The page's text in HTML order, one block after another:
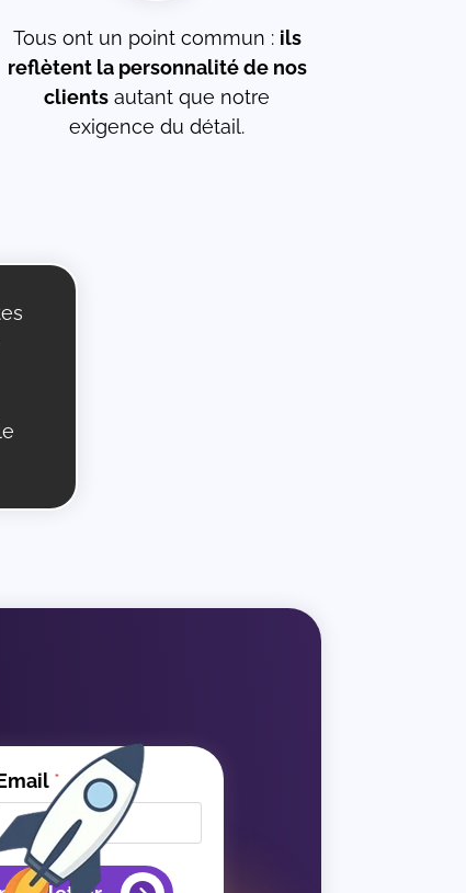
Tous ont un point commun : ils
reflètent la personnalité de nos
clients autant que notre
exigence du détail.
*